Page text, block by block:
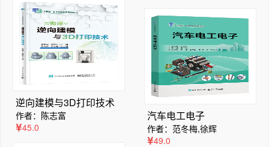
逆向建模与3D打印技术
作者：陈志富
45.0
汽车电工电子
作者：范冬梅,徐辉
49.0